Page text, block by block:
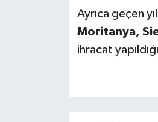
Ayrıca geçen
Moritanya,
ihracat